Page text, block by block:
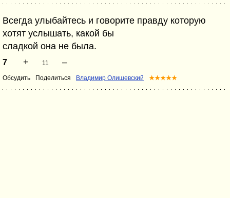
Всегда улыбайтесь и говорите правду которую
хотят услышать, какой бы
сладкой она не была.
7 + 11 –
Обсудить Поделиться Владимир Олишевский ★★★★★